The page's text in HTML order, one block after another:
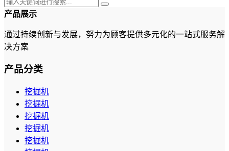
产品展示
通过持续创新与发展，努力为顾客提供多元化的一站式服务解
决方案
产品分类
挖掘机
挖掘机
挖掘机
挖掘机
挖掘机